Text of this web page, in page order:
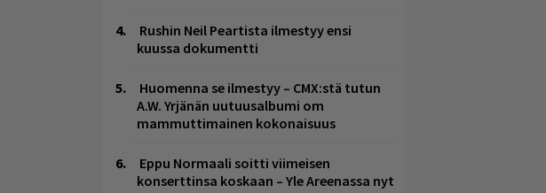
Rushin Neil Peartista ilmestyy ensi
kuussa dokumentti
Huomenna se ilmestyy – CMX:stä tutun
A.W. Yrjänän uutuusalbumi om
mammuttimainen kokonaisuus
Eppu Normaali soitti viimeisen
konserttinsa koskaan – Yle Areenassa nyt